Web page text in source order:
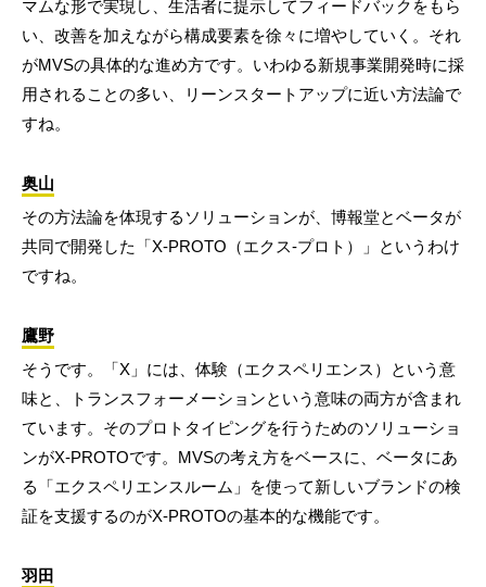
マムな形で実現し、生活者に提示してフィードバックをもら
い、改善を加えながら構成要素を徐々に増やしていく。それ
がMVSの具体的な進め方です。いわゆる新規事業開発時に採
用されることの多い、リーンスタートアップに近い方法論で
すね。
奥山
その方法論を体現するソリューションが、博報堂とベータが
共同で開発した「X-PROTO（エクス-プロト）」というわけ
ですね。
鷹野
そうです。「X」には、体験（エクスペリエンス）という意
味と、トランスフォーメーションという意味の両方が含まれ
ています。そのプロトタイピングを行うためのソリューショ
ンがX-PROTOです。MVSの考え方をベースに、ベータにあ
る「エクスペリエンスルーム」を使って新しいブランドの検
証を支援するのがX-PROTOの基本的な機能です。
羽田